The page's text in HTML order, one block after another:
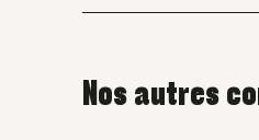
Nos autres